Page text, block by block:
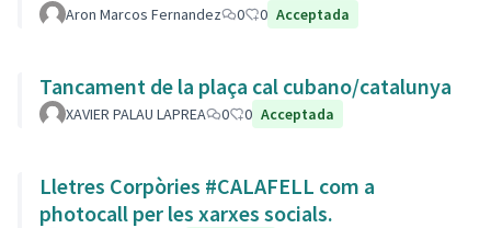
Aron Marcos Fernandez 0 0 Acceptada
Tancament de la plaça cal cubano/catalunya
XAVIER PALAU LAPREA 0 0 Acceptada
Lletres Corpòries #CALAFELL com a
photocall per les xarxes socials.